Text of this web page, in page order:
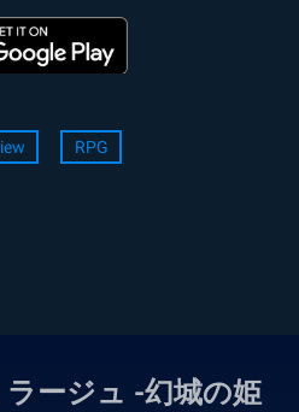
RPG
ージュ -幻城の姫